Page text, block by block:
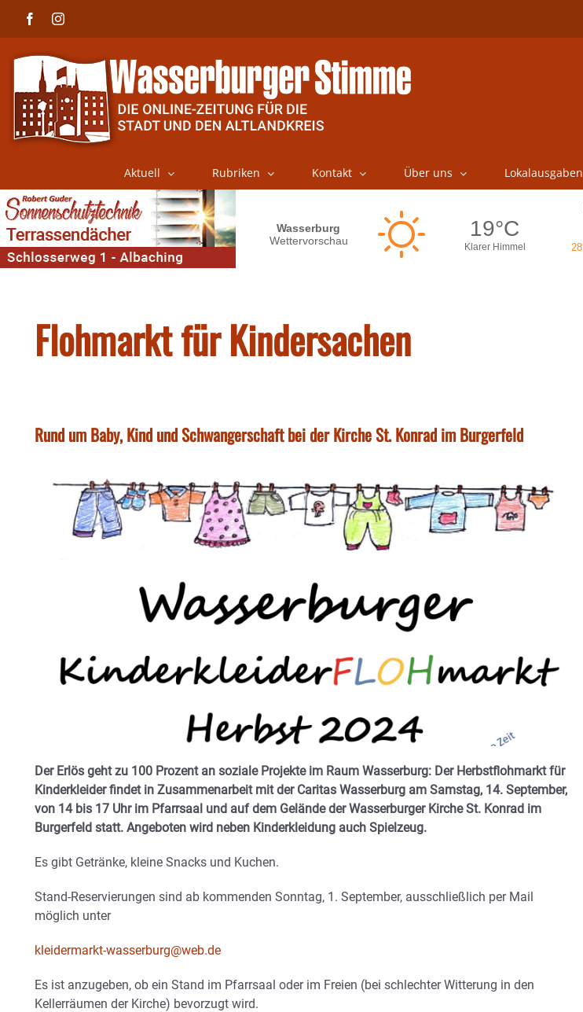
FacebookInstagram
Aktuell Rubriken Kontakt Über uns Lokalausgaben
Flohmarkt für Kindersachen
Rund um Baby, Kind und Schwangerschaft bei der Kirche St. Konrad im Burgerfeld
Der Erlös geht zu 100 Prozent an soziale Projekte im Raum Wasserburg: Der Herbstflohmarkt für
Kinderkleider findet in Zusammenarbeit mit der Caritas Wasserburg am Samstag, 14. September,
von 14 bis 17 Uhr im Pfarrsaal und auf dem Gelände der Wasserburger Kirche St. Konrad im
Burgerfeld statt. Angeboten wird neben Kinderkleidung auch Spielzeug.
Es gibt Getränke, kleine Snacks und Kuchen.
Stand-Reservierungen sind ab kommenden Sonntag, 1. September, ausschließlich per Mail
möglich unter
kleidermarkt-wasserburg@web.de
Es ist anzugeben, ob ein Stand im Pfarrsaal oder im Freien (bei schlechter Witterung in den
Kellerräumen der Kirche) bevorzugt wird.